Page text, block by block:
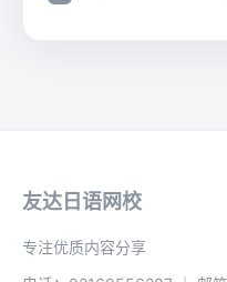
友达日语网校
专注优质内容分享